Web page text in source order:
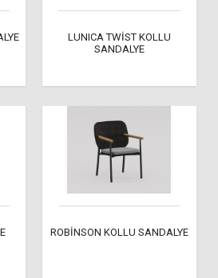
LUNICA TWİST KOLLU
SANDALYE
ROBİNSON KOLLU SANDALYE